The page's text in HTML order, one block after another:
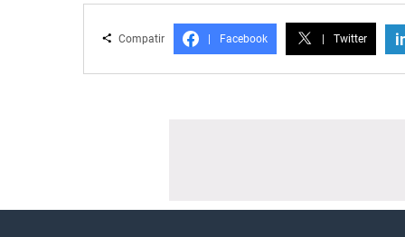
Compatir Facebook Twitter